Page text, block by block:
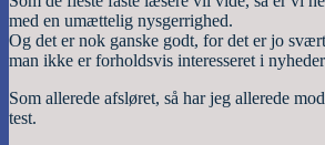
med en umættelig nysgerrighed.
Og det er nok ganske godt, for det er jo
man ikke er forholdsvis interesseret i
Som allerede afsløret, så har jeg allerede
test.